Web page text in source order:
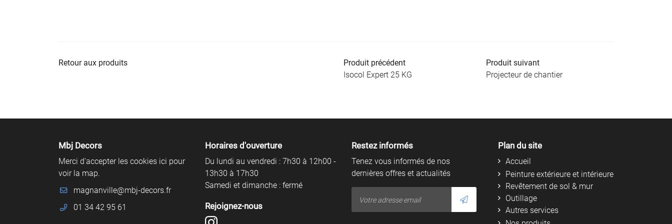
Retour aux produits
Produit précédent
Isocol Expert 25 KG
Produit suivant
Projecteur de chantier
Mbj Decors
Merci d'accepter les cookies ici pour
voir la map.
01 34 42 95 61
Horaires d'ouverture
Du lundi au vendredi : 7h30 à 12h00 -
13h30 à 17h30
Samedi et dimanche : fermé
Rejoignez-nous
Restez informés
Tenez vous informés de nos
dernières offres et actualités
Plan du site
Accueil
Peinture extérieure et intérieure
Revêtement de sol & mur
Outillage
Autres services